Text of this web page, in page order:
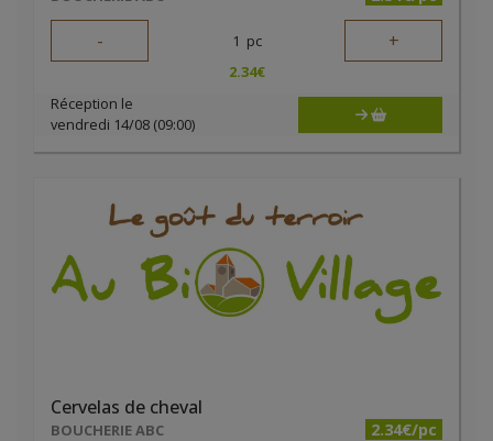
- 1 pc +
2.34€
Réception le
vendredi 14/08 (09:00)
Cervelas de cheval
BOUCHERIE ABC 2.34€/pc